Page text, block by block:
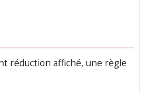
réduction affiché, une règle